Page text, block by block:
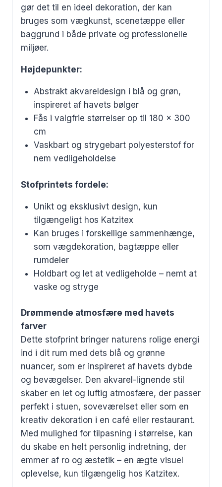
gør det til en ideel dekoration, der kan
bruges som vægkunst, scenetæppe eller
baggrund i både private og professionelle
miljøer.
Højdepunkter:
Abstrakt akvareldesign i blå og grøn,
inspireret af havets bølger
Fås i valgfrie størrelser op til 180 x 300
cm
Vaskbart og strygebart polyesterstof for
nem vedligeholdelse
Stofprintets fordele:
Unikt og eksklusivt design, kun
tilgængeligt hos Katzitex
Kan bruges i forskellige sammenhænge,
som vægdekoration, bagtæppe eller
rumdeler
Holdbart og let at vedligeholde – nemt at
vaske og stryge
Drømmende atmosfære med havets
farver
Dette stofprint bringer naturens rolige energi
ind i dit rum med dets blå og grønne
nuancer, som er inspireret af havets dybde
og bevægelser. Den akvarel-lignende stil
skaber en let og luftig atmosfære, der passer
perfekt i stuen, soveværelset eller som en
kreativ dekoration i en café eller restaurant.
Med mulighed for tilpasning i størrelse, kan
du skabe en helt personlig indretning, der
emmer af ro og æstetik – en ægte visuel
oplevelse, kun tilgængelig hos Katzitex.